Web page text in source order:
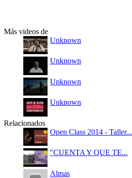
Más videos de
Unknown
Unknown
Unknown
Unknown
Relacionados
Open Class 2014 - Taller...
"CUENTA Y QUE TE...
Almas